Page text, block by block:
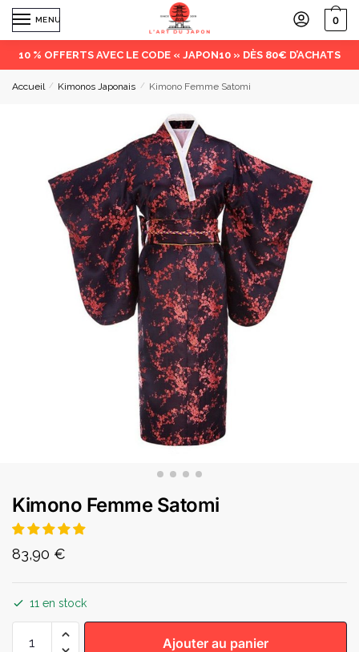
MENU 0
10 % OFFERTS AVEC LE CODE « JAPON10 » DÈS 80€ D’ACHATS
Accueil / Kimonos Japonais / Kimono Femme Satomi
Kimono Femme Satomi
83,90 €
11 en stock
Ajouter au panier